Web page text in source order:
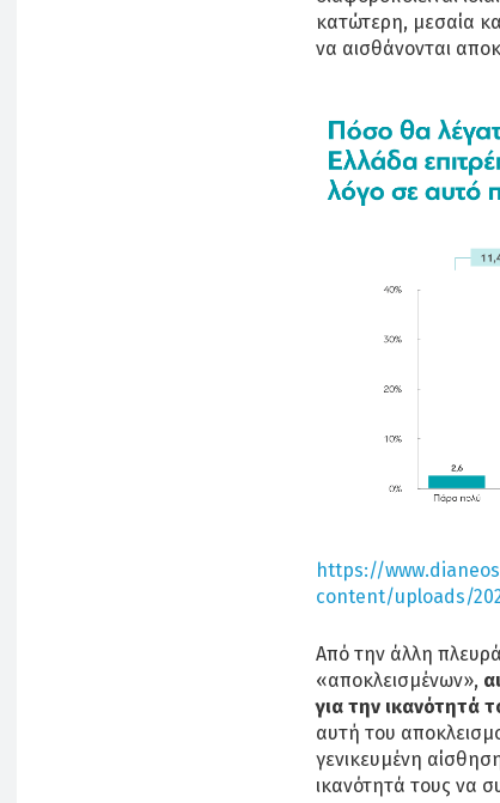
κατώτερη, μεσαία
να αισθάνονται
https://
content/uploads/
Από την άλλη
«αποκλεισμένων»,
για την ικανότητά
αυτή του
γενικευμένη
ικανότητά τους να